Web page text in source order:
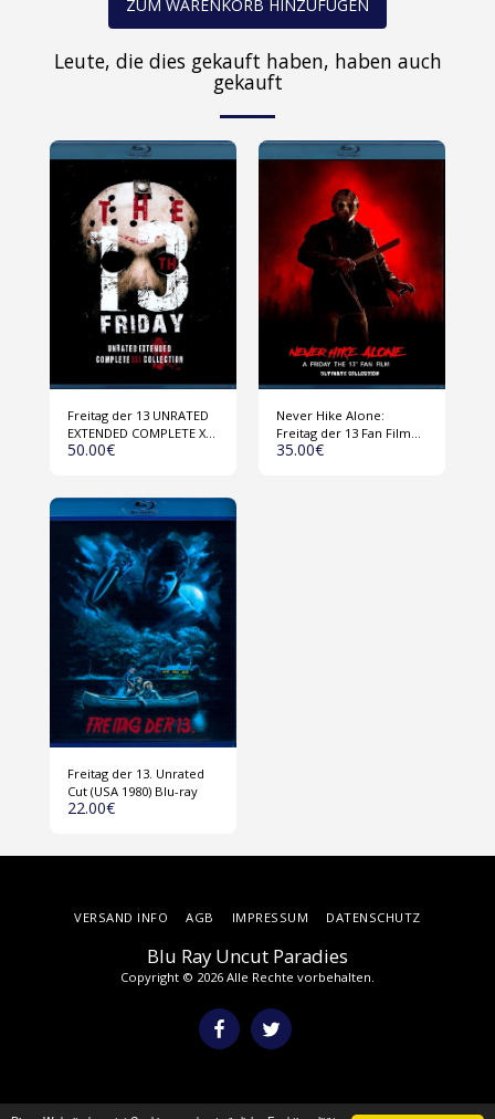
ZUM WARENKORB HINZUFÜGEN
Leute, die dies gekauft haben, haben auch
gekauft
Freitag der 13 UNRATED
EXTENDED COMPLETE XXL
COLLECTION (USA 1980-
50.00€
Never Hike Alone:
Freitag der 13 Fan Film
Collection (USA 2017-
35.00€
Freitag der 13. Unrated
Cut (USA 1980) Blu-ray
22.00€
Blu Ray Uncut Paradies
Copyright © 2026 Alle Rechte vorbehalten.
VERSAND INFO AGB IMPRESSUM DATENSCHUTZ